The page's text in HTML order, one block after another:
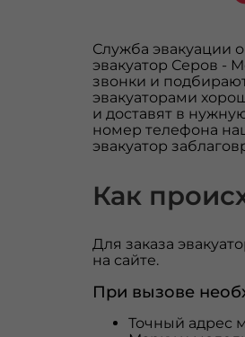
Служба эвакуации
эвакуатор Серов -
звонки и
эвакуаторами
и доставят в
номер телефона
эвакуатор
Как
Для заказа
на сайте.
При вызове
Точный адрес